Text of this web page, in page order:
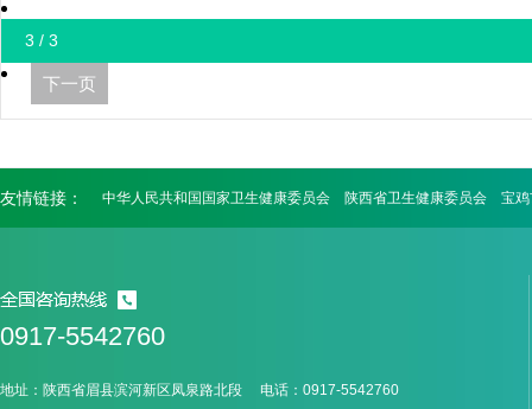
3 / 3
下一页
友情链接： 中华人民共和国国家卫生健康委员会 陕西省卫生健康委员会 宝
0917-5542760
地址：陕西省眉县滨河新区凤泉路北段 电话：0917-5542760